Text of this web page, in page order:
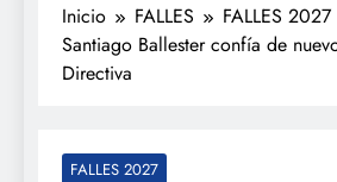
Inicio FALLES
FALLES 2027
Santiago Ballester confía de
Directiva
FALLES 2027